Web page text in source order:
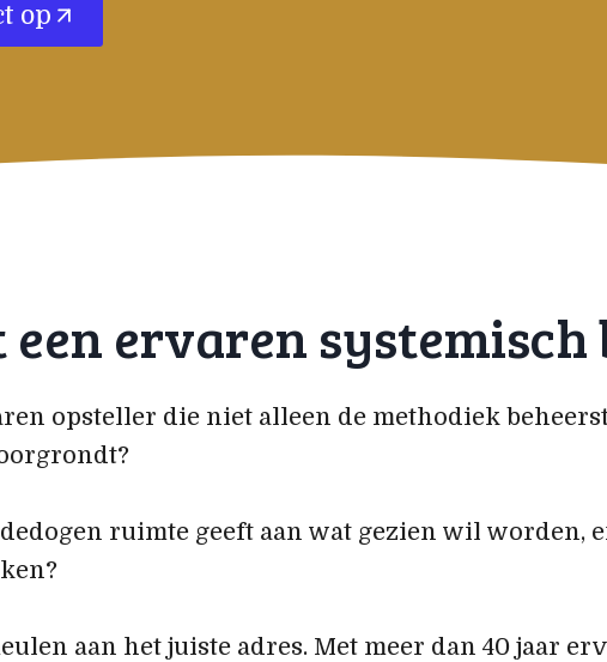
op
ervaren systemisch
opsteller die niet alleen de methodiek
ruimte geeft aan wat gezien wil worden,
aan het juiste adres. Met meer dan 40 jaar